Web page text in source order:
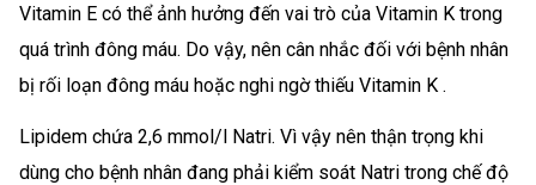
Vitamin E có thể ảnh hưởng đến vai trò của Vitamin K trong
quá trình đông máu. Do vậy, nên cân nhắc đối với bệnh nhân
bị rối loạn đông máu hoặc nghi ngờ thiếu Vitamin K .
Lipidem chứa 2,6 mmol/l Natri. Vì vậy nên thận trọng khi
dùng cho bệnh nhân đang phải kiểm soát Natri trong chế độ